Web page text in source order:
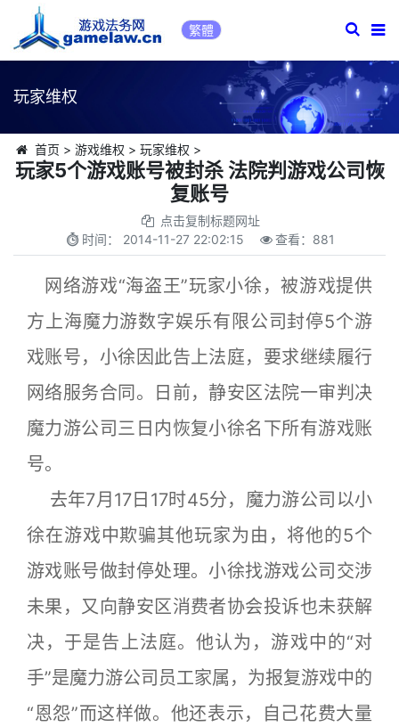
繁體
玩家维权
首页 > 游戏维权 > 玩家维权 >
玩家5个游戏账号被封杀 法院判游戏公司恢
复账号
点击复制标题网址
时间： 2014-11-27 22:02:15 查看： 881
网络游戏“海盗王”玩家小徐，被游戏提供
方上海魔力游数字娱乐有限公司封停5个游
戏账号，小徐因此告上法庭，要求继续履行
网络服务合同。日前，静安区法院一审判决
魔力游公司三日内恢复小徐名下所有游戏账
号。
去年7月17日17时45分，魔力游公司以小
徐在游戏中欺骗其他玩家为由，将他的5个
游戏账号做封停处理。小徐找游戏公司交涉
未果，又向静安区消费者协会投诉也未获解
决，于是告上法庭。他认为，游戏中的“对
手”是魔力游公司员工家属，为报复游戏中的
“恩怨”而这样做。他还表示，自己花费大量